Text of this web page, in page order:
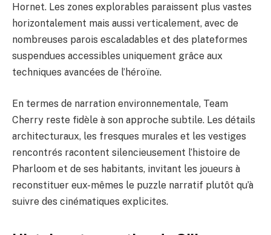
Hornet. Les zones explorables paraissent plus vastes
horizontalement mais aussi verticalement, avec de
nombreuses parois escaladables et des plateformes
suspendues accessibles uniquement grâce aux
techniques avancées de l’héroïne.
En termes de narration environnementale, Team
Cherry reste fidèle à son approche subtile. Les détails
architecturaux, les fresques murales et les vestiges
rencontrés racontent silencieusement l’histoire de
Pharloom et de ses habitants, invitant les joueurs à
reconstituer eux-mêmes le puzzle narratif plutôt qu’à
suivre des cinématiques explicites.